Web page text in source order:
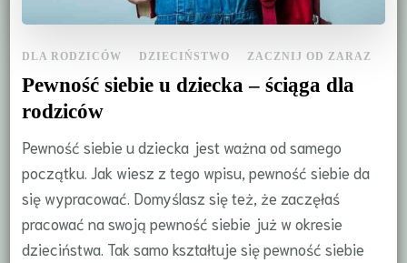
DLA RODZICÓW DZIECIŃSTWO ZACZNIJ OD ZARAZ
Pewność siebie u dziecka – ściąga dla
rodziców
Pewność siebie u dziecka jest ważna od samego
początku. Jak wiesz z tego wpisu, pewność siebie da
się wypracować. Domyślasz się też, że zaczęłaś
pracować na swoją pewność siebie już w okresie
dzieciństwa. Tak samo kształtuje się pewność siebie